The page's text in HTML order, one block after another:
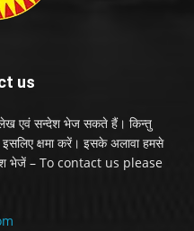
us
एवं सन्देश भेज सकते हैं। किन्तु
इसलिए क्षमा करें। इसके अलावा हमसे
भेजें – To contact us please